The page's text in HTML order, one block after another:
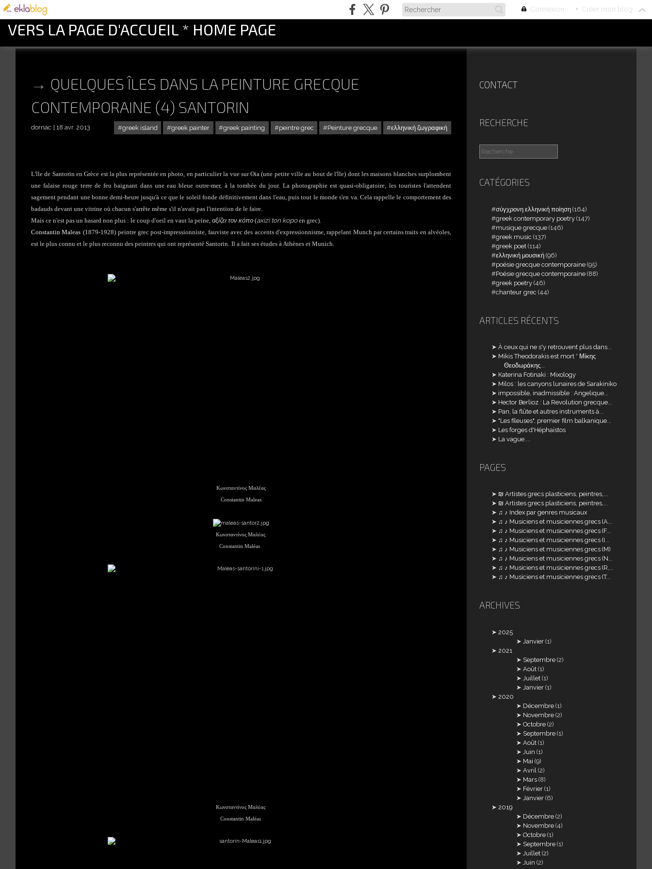
Connexion + Créer mon blog
VERS LA PAGE D'ACCUEIL * HOME PAGE
QUELQUES ÎLES DANS LA PEINTURE GRECQUE
CONTEMPORAINE (4) SANTORIN
greek island greek painter greek painting peintre grec Peinture grecque ελληνική ζωγραφική
dornac 18 avr. 2013
L'île de Santorin en Grèce est la plus représentée en photo, en particulier la vue sur Oia (une petite ville au bout de l'île) dont les maisons blanches surplombent
une falaise rouge terre de feu baignant dans une eau bleue outre-mer, à la tombée du jour. La photographie est quasi-obligatoire, les touristes l'attendent
sagement pendant une bonne demi-heure jusqu'à ce que le soleil fonde définitivement dans l'eau, puis tout le monde s'en va. Cela rappelle le comportement des
badauds devant une vitrine où chacun s'arrête même s'il n'avait pas l'intention de le faire.
Mais ce n'est pas un hasard non plus : le coup d'oeil en vaut la peine, αξίζει τον κόπο (axizi ton kopoen grec).
Constantin Maleas (1879-1928) peintre grec post-impressionniste, fauviste avec des accents d'expressionnisme, rappelant Munch par certains traits en alvéoles,
est le plus connu et le plus reconnu des peintres qui ont représenté Santorin. Il a fait ses études à Athènes et Munich.
Κωνσταντίνος Μαλέας
Constantin Maleas
Κωνσταντίνος Μαλέας
Constantin Maléas
Κωνσταντίνος Μαλέας
Constantin Maléas
CONTACT
RECHERCHE
CATÉGORIES
σύγχρονη ελληνική ποίηση (164)
greek contemporary poetry (147)
musique grecque (146)
greek music (137)
greek poet (114)
ελληνική μουσική (96)
poésie grecque contemporaine (95)
Poésie grecque contemporaine (88)
greek poetry (46)
chanteur grec (44)
ARTICLES RÉCENTS
À ceux qui ne s'y retrouvent plus dans...
Mikis Theodorakis est mort * Μίκης
Θεοδωράκης...
Katerina Fotinaki : Mixology
Milos : les canyons lunaires de Sarakiniko
impossible, inadmissible : Angelique...
Hector Berlioz : La Revolution grecque...
Pan, la flûte et autres instruments à...
"Les fileuses", premier film balkanique...
Les forges d'Héphaïstos
La vague....
PAGES
₪ Artistes grecs plasticiens, peintres,...
₪ Artistes grecs plasticiens, peintres,...
♫ ♪ Index par genres musicaux
♫ ♪ Musiciens et musiciennes grecs (A...
♫ ♪ Musiciens et musiciennes grecs (F...
♫ ♪ Musiciens et musiciennes grecs (I...
♫ ♪ Musiciens et musiciennes grecs (M)
♫ ♪ Musiciens et musiciennes grecs (N...
♫ ♪ Musiciens et musiciennes grecs (R,...
♫ ♪ Musiciens et musiciennes grecs (T...
ARCHIVES
2025
Janvier (1)
2021
Septembre (2)
Août (1)
Juillet (1)
Janvier (1)
2020
Décembre (1)
Novembre (2)
Octobre (2)
Septembre (1)
Août (1)
Juin (1)
Mai (9)
Avril (2)
Mars (8)
Février (1)
Janvier (6)
2019
Décembre (2)
Novembre (4)
Octobre (1)
Septembre (1)
Juillet (2)
Juin (2)